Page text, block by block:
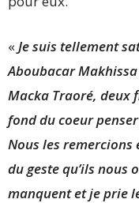
« Je suis tellement
Aboubacar
Macka Traoré, deux
fond du coeur
Nous les remercions
du geste qu’ils nous
manquent et je prie